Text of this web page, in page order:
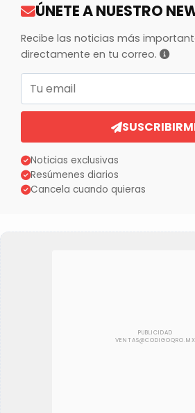
ÚNETE A NUESTRO
Recibe las noticias más
directamente en tu correo.
Noticias exclusivas
Resúmenes diarios
Cancela cuando quieras